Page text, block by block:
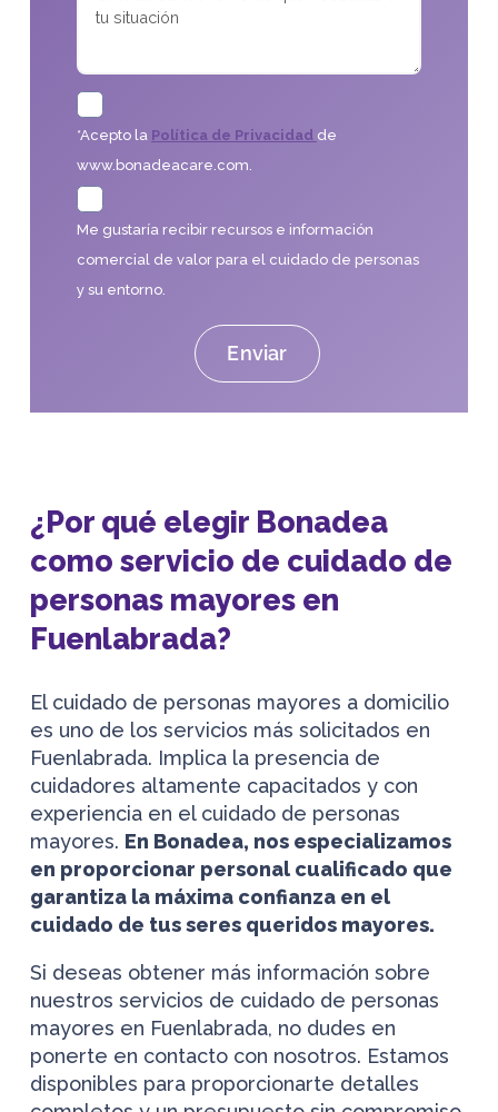
*Acepto la Política de Privacidad de
www.bonadeacare.com.
Me gustaría recibir recursos e información
comercial de valor para el cuidado de personas
y su entorno.
¿Por qué elegir Bonadea
como servicio de cuidado de
personas mayores en
Fuenlabrada?
El cuidado de personas mayores a domicilio
es uno de los servicios más solicitados en
Fuenlabrada. Implica la presencia de
cuidadores altamente capacitados y con
experiencia en el cuidado de personas
mayores. En Bonadea, nos especializamos
en proporcionar personal cualificado que
garantiza la máxima confianza en el
cuidado de tus seres queridos mayores.
Si deseas obtener más información sobre
nuestros servicios de cuidado de personas
mayores en Fuenlabrada, no dudes en
ponerte en contacto con nosotros. Estamos
disponibles para proporcionarte detalles